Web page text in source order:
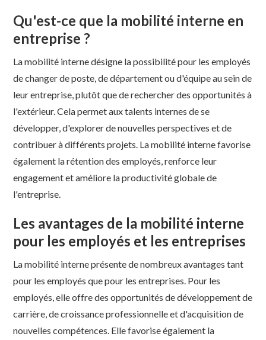
Qu'est-ce que la mobilité interne en
entreprise ?
La mobilité interne désigne la possibilité pour les employés
de changer de poste, de département ou d'équipe au sein de
leur entreprise, plutôt que de rechercher des opportunités à
l'extérieur. Cela permet aux talents internes de se
développer, d'explorer de nouvelles perspectives et de
contribuer à différents projets. La mobilité interne favorise
également la rétention des employés, renforce leur
engagement et améliore la productivité globale de
l'entreprise.
Les avantages de la mobilité interne
pour les employés et les entreprises
La mobilité interne présente de nombreux avantages tant
pour les employés que pour les entreprises. Pour les
employés, elle offre des opportunités de développement de
carrière, de croissance professionnelle et d'acquisition de
nouvelles compétences. Elle favorise également la